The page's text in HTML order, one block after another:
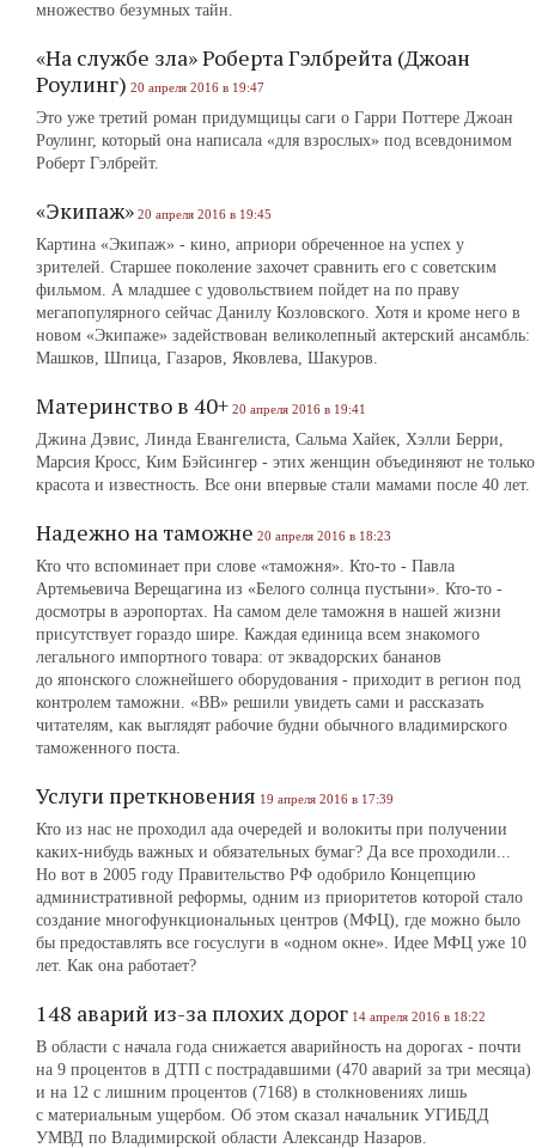
множество безумных тайн.
«На службе зла» Роберта Гэлбрейта (Джоан
Роулинг) 20 апреля 2016 в 19:47
Это уже третий роман придумщицы саги о Гарри Поттере Джоан
Роулинг, который она написала «для взрослых» под всевдонимом
Роберт Гэлбрейт.
«Экипаж» 20 апреля 2016 в 19:45
Картина «Экипаж» - кино, априори обреченное на успех у
зрителей. Старшее поколение захочет сравнить его с советским
фильмом. А младшее с удовольствием пойдет на по праву
мегапопулярного сейчас Данилу Козловского. Хотя и кроме него в
новом «Экипаже» задействован великолепный актерский ансамбль:
Машков, Шпица, Газаров, Яковлева, Шакуров.
Материнство в 40+ 20 апреля 2016 в 19:41
Джина Дэвис, Линда Евангелиста, Сальма Хайек, Хэлли Берри,
Марсия Кросс, Ким Бэйсингер - этих женщин объединяют не только
красота и известность. Все они впервые стали мамами после 40 лет.
Надежно на таможне 20 апреля 2016 в 18:23
Кто что вспоминает при слове «таможня». Кто-то - Павла
Артемьевича Верещагина из «Белого солнца пустыни». Кто-то -
досмотры в аэропортах. На самом деле таможня в нашей жизни
присутствует гораздо шире. Каждая единица всем знакомого
легального импортного товара: от эквадорских бананов
до японского сложнейшего оборудования - приходит в регион под
контролем таможни. «ВВ» решили увидеть сами и рассказать
читателям, как выглядят рабочие будни обычного владимирского
таможенного поста.
Услуги преткновения 19 апреля 2016 в 17:39
Кто из нас не проходил ада очередей и волокиты при получении
каких-нибудь важных и обязательных бумаг? Да все проходили...
Но вот в 2005 году Правительство РФ одобрило Концепцию
административной реформы, одним из приоритетов которой стало
создание многофункциональных центров (МФЦ), где можно было
бы предоставлять все госуслуги в «одном окне». Идее МФЦ уже 10
лет. Как она работает?
148 аварий из-за плохих дорог 14 апреля 2016 в 18:22
В области с начала года снижается аварийность на дорогах - почти
на 9 процентов в ДТП с пострадавшими (470 аварий за три месяца)
и на 12 с лишним процентов (7168) в столкновениях лишь
с материальным ущербом. Об этом сказал начальник УГИБДД
УМВД по Владимирской области Александр Назаров.